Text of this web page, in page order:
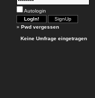
Autologin
» Pwd vergessen
Keine Umfrage eingetragen